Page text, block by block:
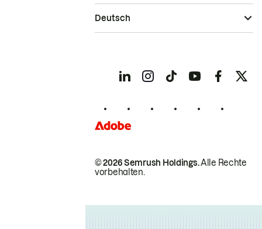
© 2026 Semrush Holdings.Alle Rechte
vorbehalten.
Deutsch